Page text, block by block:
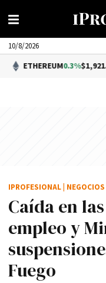
10/8/2026
0.3%$1,921.12
Caída en
empleo y
Fuego
IPROFESIONAL NEGOCIOS